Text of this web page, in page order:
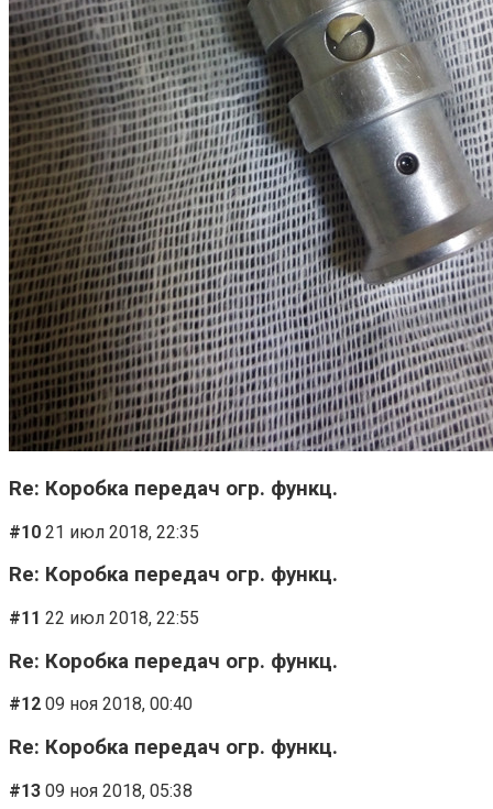
Re: Коробка передач огр. функц.
#10 21 июл 2018, 22:35
Re: Коробка передач огр. функц.
#11 22 июл 2018, 22:55
Re: Коробка передач огр. функц.
#12 09 ноя 2018, 00:40
Re: Коробка передач огр. функц.
#13 09 ноя 2018, 05:38